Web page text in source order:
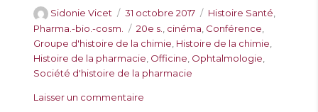
A
u
t
e
u
Sidonie Vicet
P
u
b
l
i
l
31 octobre 2017
C
a
t
é
Histoire Santé,
Pharma.-bio.-cosm.
É
t
i
q
e
20e s., cinéma, Conférence,
Groupe d'histoire de la chimie, Histoire de la chimie,
Histoire de la pharmacie, Officine, Ophtalmologie,
Société d'histoire de la pharmacie
Laisser un commentaire